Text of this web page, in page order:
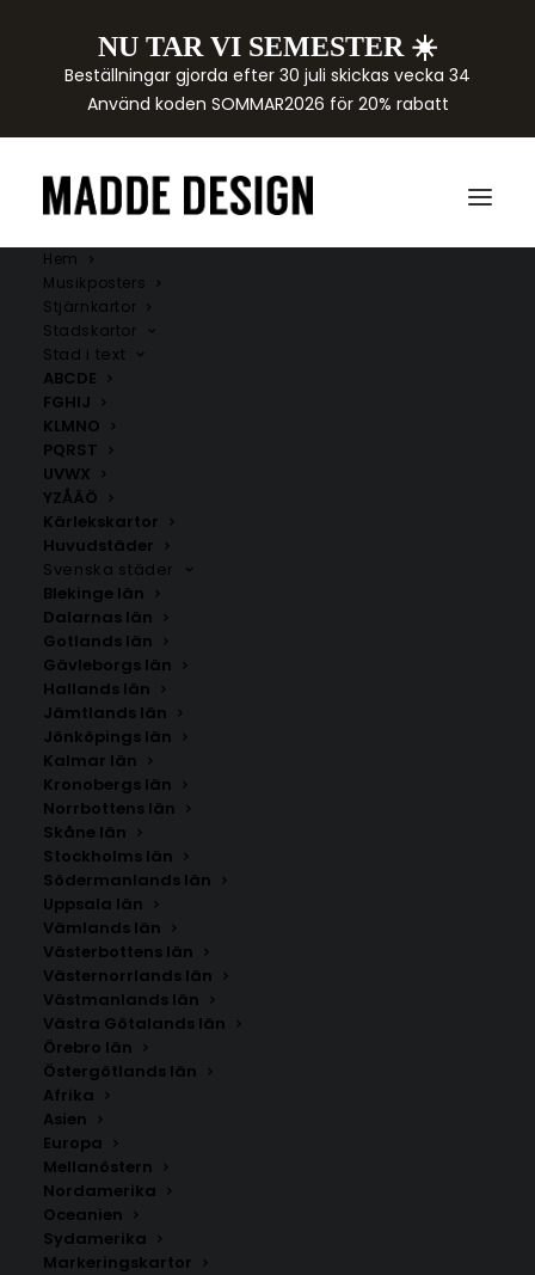
NU TAR VI SEMESTER ☀️
Beställningar gjorda efter 30 juli skickas vecka 34
Använd koden SOMMAR2026 för 20% rabatt
Hem
Musikposters
Stjärnkartor
Stadskartor
Stad i text
ABCDE
FGHIJ
KLMNO
PQRST
UVWX
YZÅÄÖ
Kärlekskartor
Huvudstäder
Svenska städer
Blekinge län
Dalarnas län
Gotlands län
Gävleborgs län
Hallands län
Jämtlands län
Jönköpings län
Kalmar län
Kronobergs län
Norrbottens län
Skåne län
Stockholms län
Södermanlands län
Uppsala län
Vämlands län
Västerbottens län
Västernorrlands län
Västmanlands län
Västra Götalands län
Örebro län
Östergötlands län
Afrika
Asien
Europa
Mellanöstern
Nordamerika
Oceanien
Sydamerika
Markeringskartor
Östergötlands län
Storlek
350.00kr
Handritad karta över
Välj mellan fyra olika storlekar: 50×70 cm, 40×50 cm,